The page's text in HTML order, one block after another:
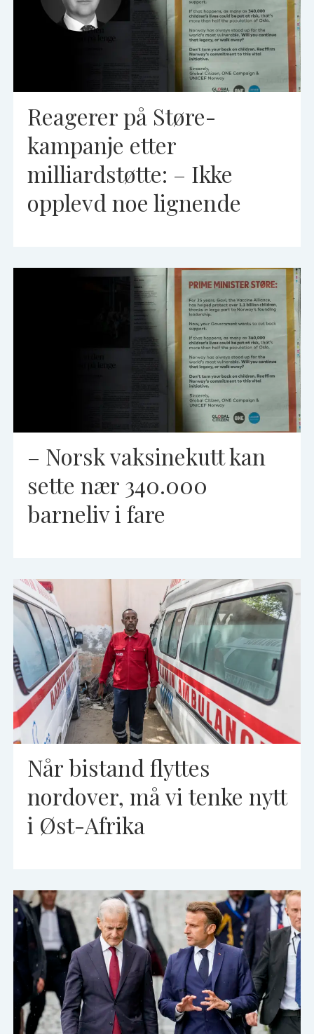
Reagerer på Støre-
kampanje etter
milliardstøtte: – Ikke
opplevd noe lignende
– Norsk vaksinekutt kan
sette nær 340.000
barneliv i fare
Når bistand flyttes
nordover, må vi tenke nytt
i Øst-Afrika